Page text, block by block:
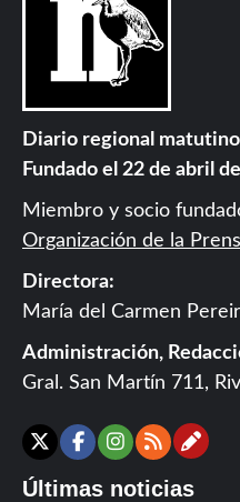
Diario regional
Fundado el 22 de abril
Miembro y socio
Organización de la
Directora:
María del Carmen
Administración,
Gral. San Martín 711,
X Facebook
Instagram
RSS
Últimas noticias